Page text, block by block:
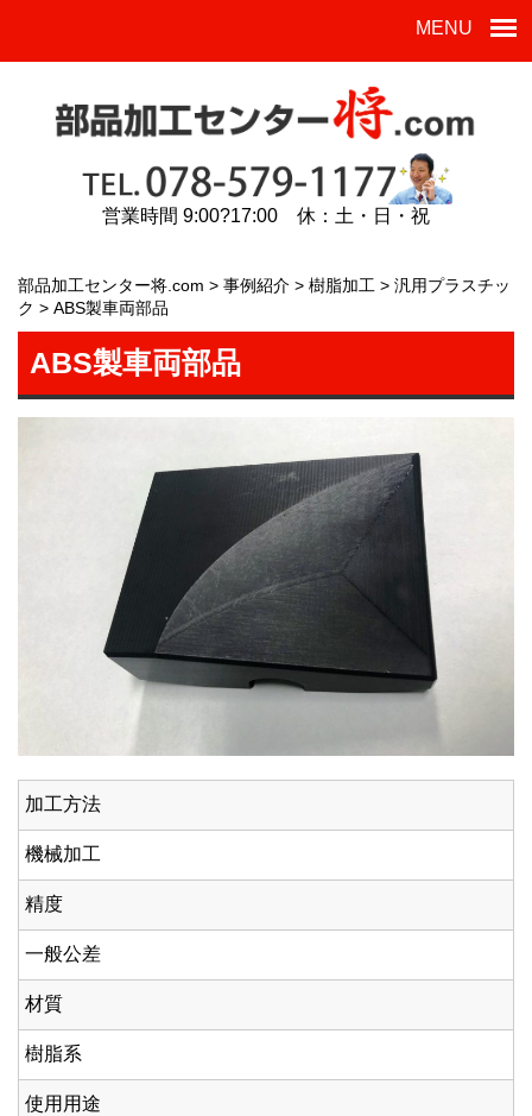
MENU
営業時間 9:00?17:00 休：土・日・祝
部品加工センター将.com > 事例紹介 > 樹脂加工 > 汎用プラスチッ
ク > ABS製車両部品
ABS製車両部品
加工方法
機械加工
精度
一般公差
材質
樹脂系
使用用途